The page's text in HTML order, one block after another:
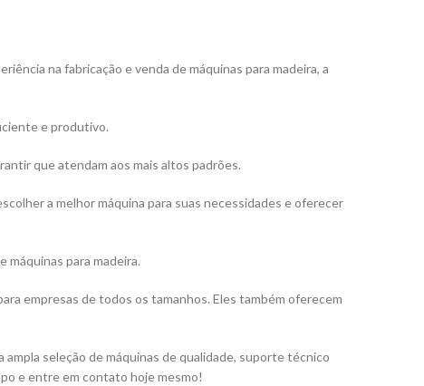
na fabricação e venda de máquinas para madeira, a
e produtivo.
que atendam aos mais altos padrões.
a melhor máquina para suas necessidades e oferecer
para madeira.
empresas de todos os tamanhos. Eles também oferecem
ampla seleção de máquinas de qualidade, suporte técnico
e entre em contato hoje mesmo!